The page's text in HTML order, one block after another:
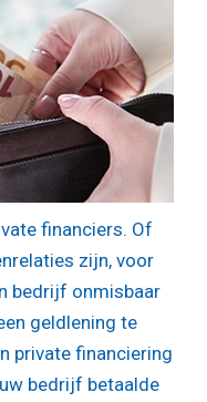
financiers. Of
zijn, voor
bedrijf onmisbaar
geldlening te
private financiering
bedrijf betaalde